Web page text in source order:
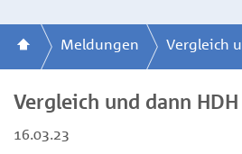
Meldungen Vergleich
Vergleich und dann HDH
16.03.23